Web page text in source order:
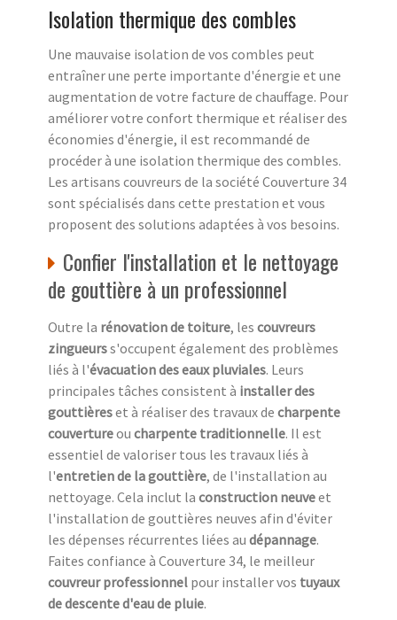
Isolation thermique des combles
Une mauvaise isolation de vos combles peut
entraîner une perte importante d'énergie et une
augmentation de votre facture de chauffage. Pour
améliorer votre confort thermique et réaliser des
économies d'énergie, il est recommandé de
procéder à une isolation thermique des combles.
Les artisans couvreurs de la société Couverture 34
sont spécialisés dans cette prestation et vous
proposent des solutions adaptées à vos besoins.
Confier l'installation et le nettoyage
de gouttière à un professionnel
Outre la rénovation de toiture, les couvreurs
zingueurss'occupent également des problèmes
liés à l'évacuation des eaux pluviales. Leurs
principales tâches consistent à installer des
gouttièreset à réaliser des travaux de charpente
couvertureou charpente traditionnelle. Il est
essentiel de valoriser tous les travaux liés à
l'entretien de la gouttière, de l'installation au
nettoyage. Cela inclut la construction neuveet
l'installation de gouttières neuves afin d'éviter
les dépenses récurrentes liées au dépannage.
Faites confiance à Couverture 34, le meilleur
couvreur professionnel pour installer vos tuyaux
de descente d'eau de pluie.